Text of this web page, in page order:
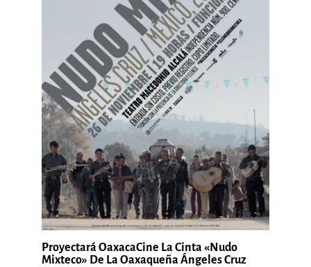
Proyectará OaxacaCine La Cinta «Nudo
Mixteco» De La Oaxaqueña Ángeles Cruz